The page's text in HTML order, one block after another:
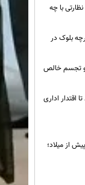
با چه
بلوک در
تجسم خالص
اقتدار اداری
ایران در ۵ قرن پیش از میلاد؛